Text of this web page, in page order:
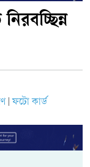
ফটো কার্ড